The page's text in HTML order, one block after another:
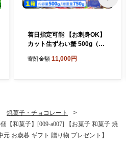
着日指定可能 【お刺身OK】
カット生ずわい蟹 500g（総
敦賀 かに カニ 蟹 ズワイガニ
寄附金額 11,000円
焼菓子・チョコレート
【和菓子】[009-a007] 【お菓子 和菓子 焼
お歳暮 ギフト 贈り物 プレゼント】